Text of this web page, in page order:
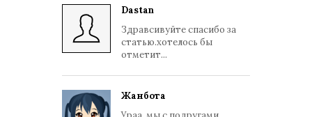
Dastan
Здравсивуйте спасибо за
статью.хотелось бы
отметит...
Жанбота